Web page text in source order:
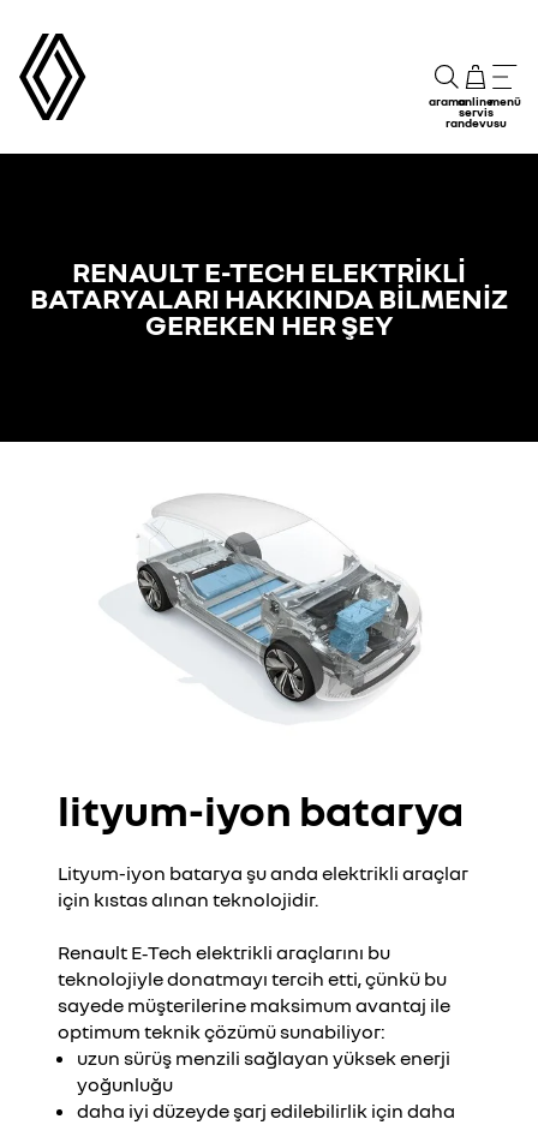
aramaonline
servis
randevusu
menü
RENAULT E-TECH ELEKTRİKLİ
BATARYALARI HAKKINDA BİLMENİZ
GEREKEN HER ŞEY
lityum-iyon batarya
Lityum-iyon batarya şu anda elektrikli araçlar
için kıstas alınan teknolojidir.
Renault E‑Tech elektrikli araçlarını bu
teknolojiyle donatmayı tercih etti, çünkü bu
sayede müşterilerine maksimum avantaj ile
optimum teknik çözümü sunabiliyor:
uzun sürüş menzili sağlayan yüksek enerji
yoğunluğu
daha iyi düzeyde şarj edilebilirlik için daha